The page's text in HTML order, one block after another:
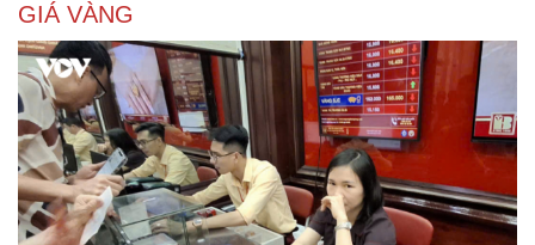
GIÁ VÀNG